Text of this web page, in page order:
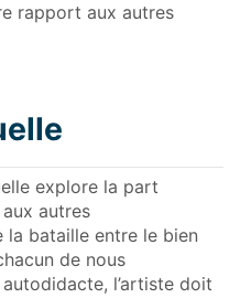
rapport aux autres
explore la part
autres
la bataille entre le bien
de nous
l’artiste doit